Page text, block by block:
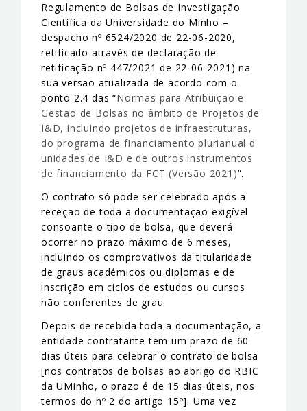
Regulamento de Bolsas de Investigação
Científica da Universidade do Minho –
despacho nº 6524/2020 de 22-06-2020,
retificado através de declaração de
retificação nº 447/2021 de 22-06-2021) na
sua versão atualizada de acordo com o
ponto 2.4 das “Normas para Atribuição e
Gestão de Bolsas no âmbito de Projetos de
I&D, incluindo projetos de infraestruturas,
do programa de financiamento plurianual d
unidades de I&D e de outros instrumentos
de financiamento da FCT (Versão 2021)”.
O contrato só pode ser celebrado após a
receção de toda a documentação exigível
consoante o tipo de bolsa, que deverá
ocorrer no prazo máximo de 6 meses,
incluindo os comprovativos da titularidade
de graus académicos ou diplomas e de
inscrição em ciclos de estudos ou cursos
não conferentes de grau.
Depois de recebida toda a documentação, a
entidade contratante tem um prazo de 60
dias úteis para celebrar o contrato de bolsa
[nos contratos de bolsas ao abrigo do RBIC
da UMinho, o prazo é de 15 dias úteis, nos
termos do nº 2 do artigo 15º]. Uma vez